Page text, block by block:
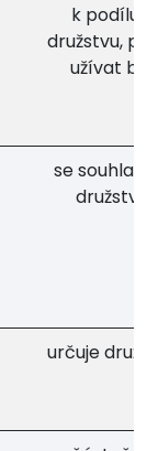
k podílu
družstvu,
užívat
se
určuje